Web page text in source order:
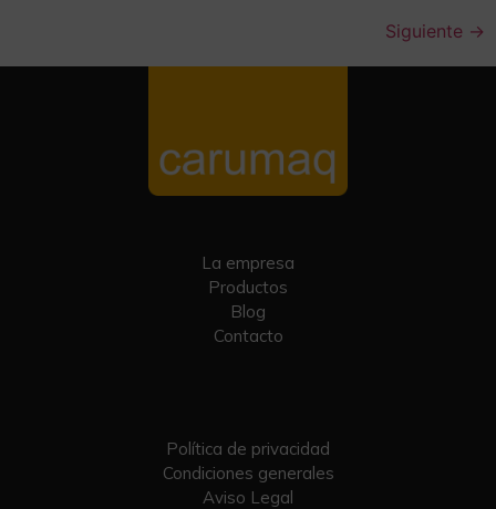
Siguiente →
La empresa
Productos
Blog
Contacto
Política de privacidad
Condiciones generales
Aviso Legal